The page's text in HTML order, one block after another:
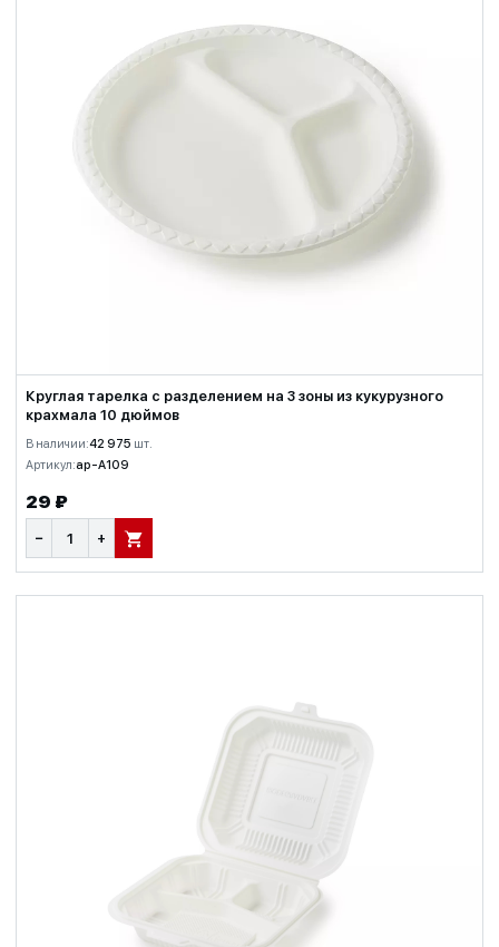
Круглая тарелка с разделением на 3 зоны из кукурузного
крахмала 10 дюймов
В наличии:42 975 шт.
Артикул:ap-A109
29 ₽
− + В КОРЗИНУ